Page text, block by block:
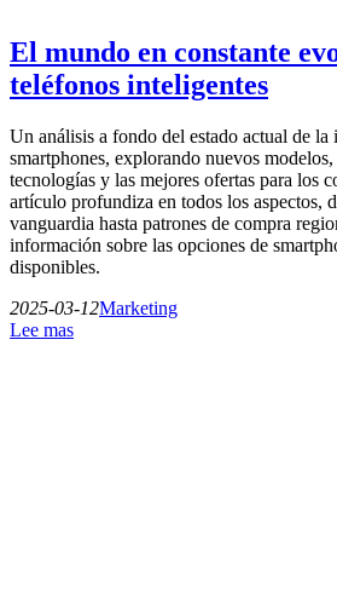
El mundo en constante
teléfonos inteligentes
Un análisis a fondo del estado actual de la
smartphones, explorando nuevos
tecnologías y las mejores ofertas para los
artículo profundiza en todos los aspectos,
vanguardia hasta patrones de compra
información sobre las opciones de
disponibles.
2025-03-12Marketing
Lee mas